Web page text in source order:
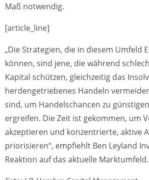
Maß notwendig.
[article_line]
„Die Strategien, die in diesem Umfeld
können, sind jene, die während
Kapital schützen, gleichzeitig das
herdengetriebenes Handeln
sind, um Handelschancen zu
ergreifen. Die Zeit ist gekommen, um
akzeptieren und konzentrierte, aktive
priorisieren“, empfiehlt Ben Leyland
Reaktion auf das aktuelle